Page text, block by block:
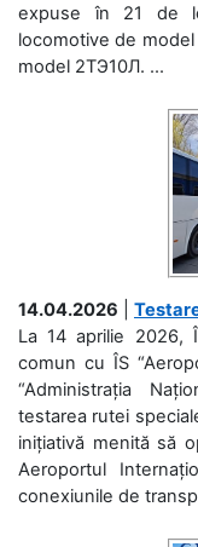
expuse în 21 de
locomotive de
model 2ТЭ10Л. ...
14.04.2026
La 14 aprilie 2026,
comun cu ÎS
“Administrația
testarea rutei
inițiativă menită să
Aeroportul
conexiunile de